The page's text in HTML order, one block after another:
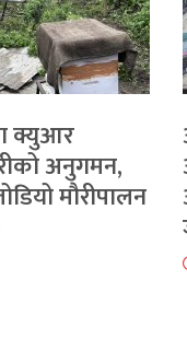
क्युआर
अनुगमन,
मौरीपालन